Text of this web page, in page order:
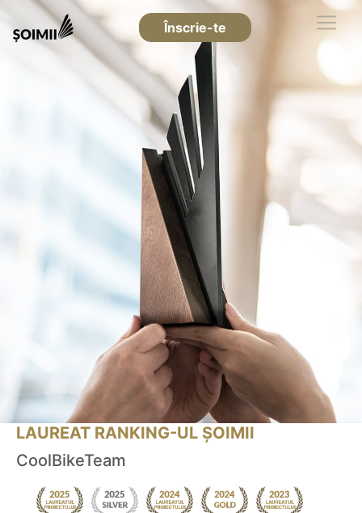
Înscrie-te
LAUREAT RANKING-UL ȘOIMII
CoolBikeTeam